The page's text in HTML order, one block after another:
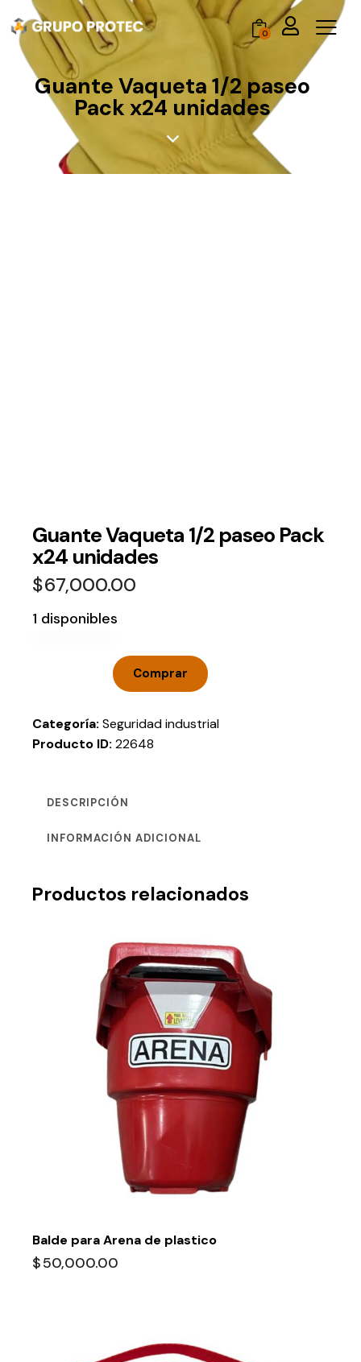
0
Guante Vaqueta 1/2 paseo
Pack x24 unidades
Guante Vaqueta 1/2 paseo Pack
x24 unidades
$67,000.00
1 disponibles
Comprar
Categoría: Seguridad industrial
Producto ID: 22648
DESCRIPCIÓN
INFORMACIÓN ADICIONAL
Productos relacionados
Balde para Arena de plastico
$50,000.00